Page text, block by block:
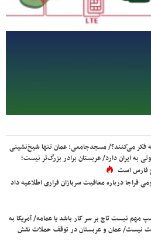
فکر می‌کنند؟/ مسجدجامعی: عمان تنها شیخ‌نشینی
به ایران دارد/ عربستان برادر بزرگ‌تر نیست؛
فارس است
فراجا درباره معافیت سربازان فراری اطلاعیه داد
مهم نیست تاج بر سر کار باشد یا عمامه/ آمریکا به
نیست/ عمان و عربستان در توقف حملات نقش